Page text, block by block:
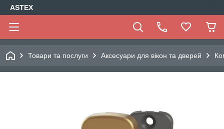
ASTEX
Товари та послуги Аксесуари для вікон та дверей